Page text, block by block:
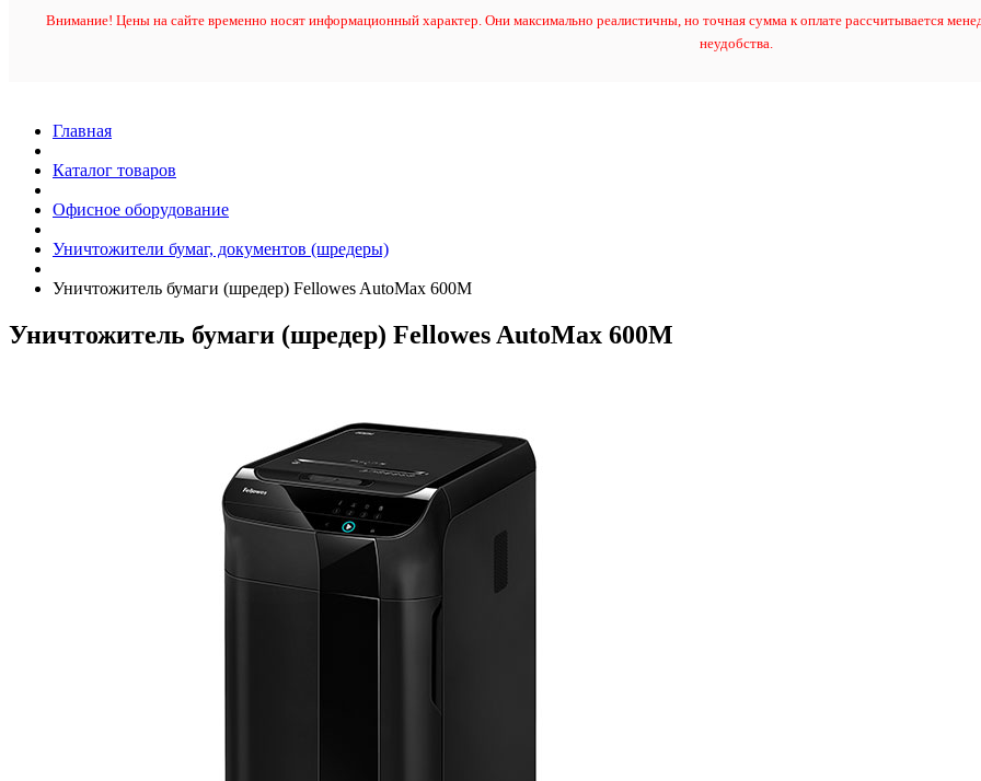
Внимание! Цены на сайте временно носят информационный характер. Они максимально реалистичны, но точная сумма к оплате рассчитывается
неудобства.
Главная
Каталог товаров
Офисное оборудование
Уничтожители бумаг, документов (шредеры)
Уничтожитель бумаги (шредер) Fellowes AutoMax 600M
Уничтожитель бумаги (шредер) Fellowes AutoMax 600M